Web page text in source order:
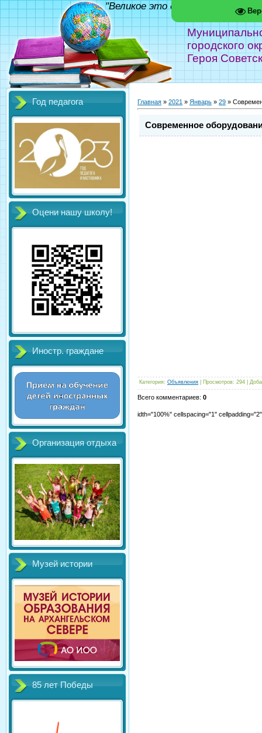
городского
Героя
"Великое это дело - школа!"
Год педагога
Оцени нашу школу!
Иностр. граждане
Организация отдыха
Музей истории
85 лет Победы
Главная » 2021 » Январь » 29 »
Современное
Категория: Объявления Просмотров: 294
Всего комментариев: 0
idth="100%" cellspacing="1"